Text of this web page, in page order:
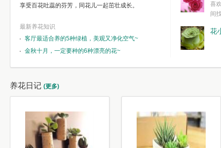
享受百花吐蕊的芬芳，同花儿一起茁壮成长。
最新养花知识
客厅最适合养的5种绿植，美观又净化空气~
金秋十月，一定要种的6种漂亮的花~
我们自己复杂
喜
间
花
养花日记 (更多)